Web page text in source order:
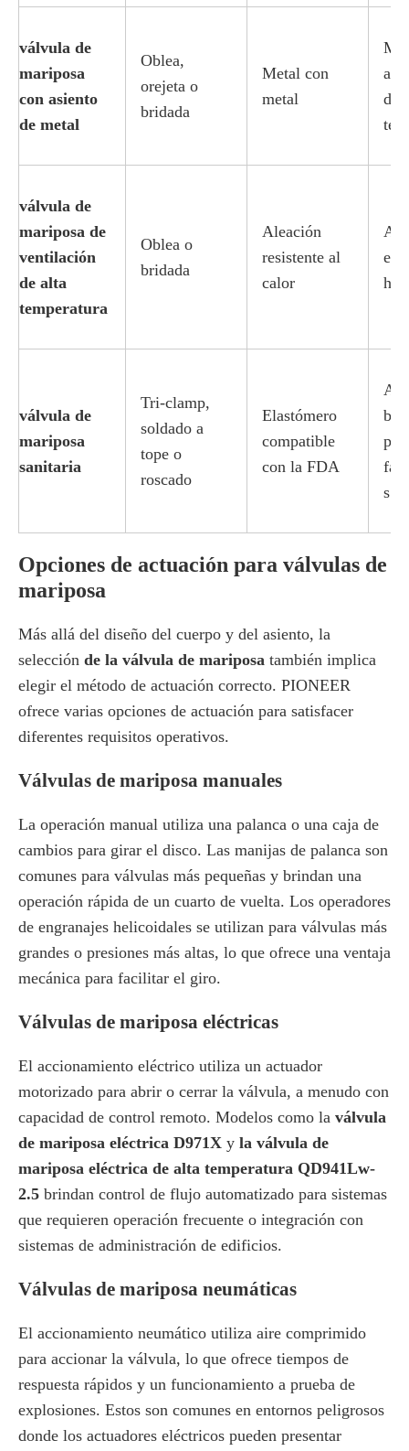
válvula de
mariposa
con asiento
de metal
Oblea,
orejeta o
bridada
Metal con
metal
de
válvula de
mariposa de
ventilación
de alta
temperatura
Oblea o
bridada
Aleación
resistente al
calor
válvula de
mariposa
sanitaria
Tri-clamp,
soldado a
tope o
roscado
Elastómero
compatible
con la FDA
s.
Opciones de actuación para válvulas de
mariposa
Más allá del diseño del cuerpo y del asiento, la
selección de la válvula de mariposa también implica
elegir el método de actuación correcto. PIONEER
ofrece varias opciones de actuación para satisfacer
diferentes requisitos operativos.
Válvulas de mariposa manuales
La operación manual utiliza una palanca o una caja de
cambios para girar el disco. Las manijas de palanca son
comunes para válvulas más pequeñas y brindan una
operación rápida de un cuarto de vuelta. Los operadores
de engranajes helicoidales se utilizan para válvulas más
grandes o presiones más altas, lo que ofrece una ventaja
mecánica para facilitar el giro.
Válvulas de mariposa eléctricas
El accionamiento eléctrico utiliza un actuador
motorizado para abrir o cerrar la válvula, a menudo con
capacidad de control remoto. Modelos como la válvula
de mariposa eléctrica D971X y la válvula de
mariposa eléctrica de alta temperatura QD941Lw-
2.5 brindan control de flujo automatizado para sistemas
que requieren operación frecuente o integración con
sistemas de administración de edificios.
Válvulas de mariposa neumáticas
El accionamiento neumático utiliza aire comprimido
para accionar la válvula, lo que ofrece tiempos de
respuesta rápidos y un funcionamiento a prueba de
explosiones. Estos son comunes en entornos peligrosos
donde los actuadores eléctricos pueden presentar